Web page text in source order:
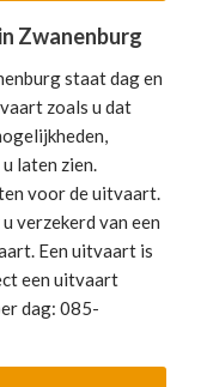
Zwanenburg
staat dag en
zoals u dat
laten zien.
voor de uitvaart.
verzekerd van een
Een uitvaart is
een uitvaart
dag: 085-